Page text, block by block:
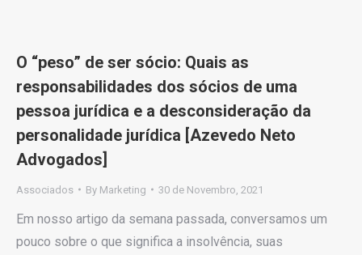
O “peso” de ser sócio: Quais as
responsabilidades dos sócios de uma
pessoa jurídica e a desconsideração da
personalidade jurídica [Azevedo Neto
Advogados]
Associados By Marketing 30 de Novembro, 2021
Em nosso artigo da semana passada, conversamos um
pouco sobre o que significa a insolvência, suas